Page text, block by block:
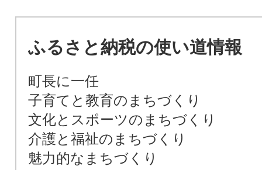
ふるさと納税の使い道情報
町長に一任
子育てと教育のまちづくり
文化とスポーツのまちづくり
介護と福祉のまちづくり
魅力的なまちづくり